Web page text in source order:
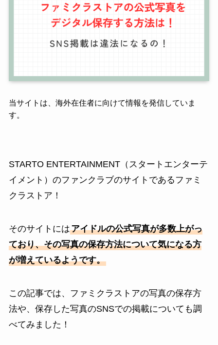
当サイトは、海外在住者に向けて情報を発信していま
す。
STARTO ENTERTAINMENT（スタートエンターテ
イメント）のファンクラブのサイトであるファミ
クラストア！
そのサイトにはアイドルの公式写真が多数上がっ
ており、その写真の保存方法について気になる方
が増えているようです。
この記事では、ファミクラストアの写真の保存方
法や、保存した写真のSNSでの掲載についても調
べてみました！